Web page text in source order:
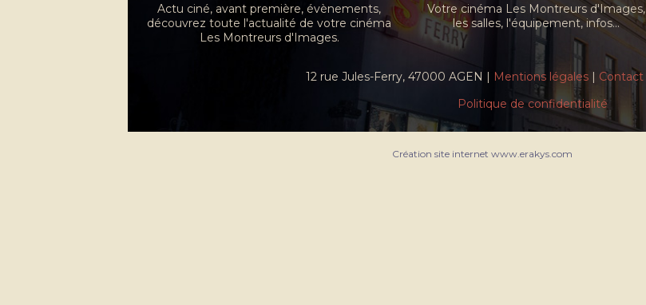
Actu ciné, avant première, évènements,
découvrez toute l'actualité de votre cinéma
Les Montreurs d'Images.
Votre cinéma Les Montreurs d'Images,
les salles, l'équipement, infos...
12 rue Jules-Ferry, 47000 AGEN | Mentions légales | Contact
Politique de confidentialité
Création site internet www.erakys.com